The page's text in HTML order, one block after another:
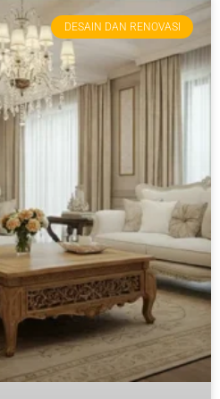
DESAIN DAN RENOVASI